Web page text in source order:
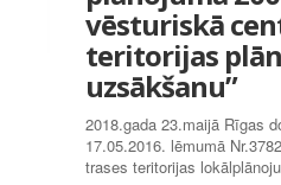
vēsturiskā
teritorijas
uzsākšanu”
2018.gada 23.maijā Rīgas
17.05.2016. lēmumā
trases teritorijas